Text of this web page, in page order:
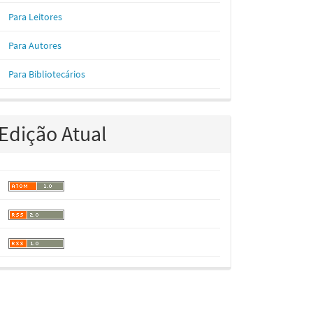
Para Leitores
Para Autores
Para Bibliotecários
Edição Atual